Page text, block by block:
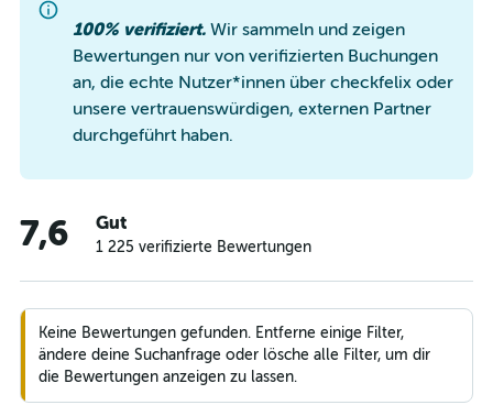
100% verifiziert. Wir sammeln und zeigen
Bewertungen nur von verifizierten Buchungen
an, die echte Nutzer*innen über checkfelix oder
unsere vertrauenswürdigen, externen Partner
durchgeführt haben.
7,6 Gut
1 225 verifizierte Bewertungen
Keine Bewertungen gefunden. Entferne einige Filter,
ändere deine Suchanfrage oder lösche alle Filter, um dir
die Bewertungen anzeigen zu lassen.